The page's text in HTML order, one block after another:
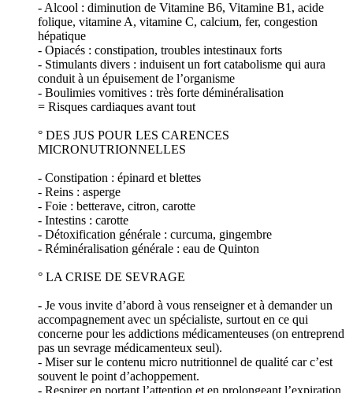
- Alcool : diminution de Vitamine B6, Vitamine B1, acide
folique, vitamine A, vitamine C, calcium, fer, congestion
hépatique
- Opiacés : constipation, troubles intestinaux forts
- Stimulants divers : induisent un fort catabolisme qui aura
conduit à un épuisement de l’organisme
- Boulimies vomitives : très forte déminéralisation
= Risques cardiaques avant tout
° DES JUS POUR LES CARENCES
MICRONUTRIONNELLES
- Constipation : épinard et blettes
- Reins : asperge
- Foie : betterave, citron, carotte
- Intestins : carotte
- Détoxification générale : curcuma, gingembre
- Réminéralisation générale : eau de Quinton
° LA CRISE DE SEVRAGE
- Je vous invite d’abord à vous renseigner et à demander un
accompagnement avec un spécialiste, surtout en ce qui
concerne pour les addictions médicamenteuses (on entreprend
pas un sevrage médicamenteux seul).
- Miser sur le contenu micro nutritionnel de qualité car c’est
souvent le point d’achoppement.